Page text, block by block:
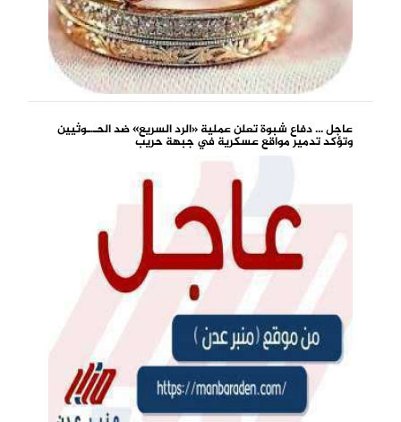
عاجل ... دفاع شبوة تعلن عملية «الرد السريع» ضد الحـ.ـوثيين
وتؤكد تدمير مواقع عسكرية في جبهة حريب